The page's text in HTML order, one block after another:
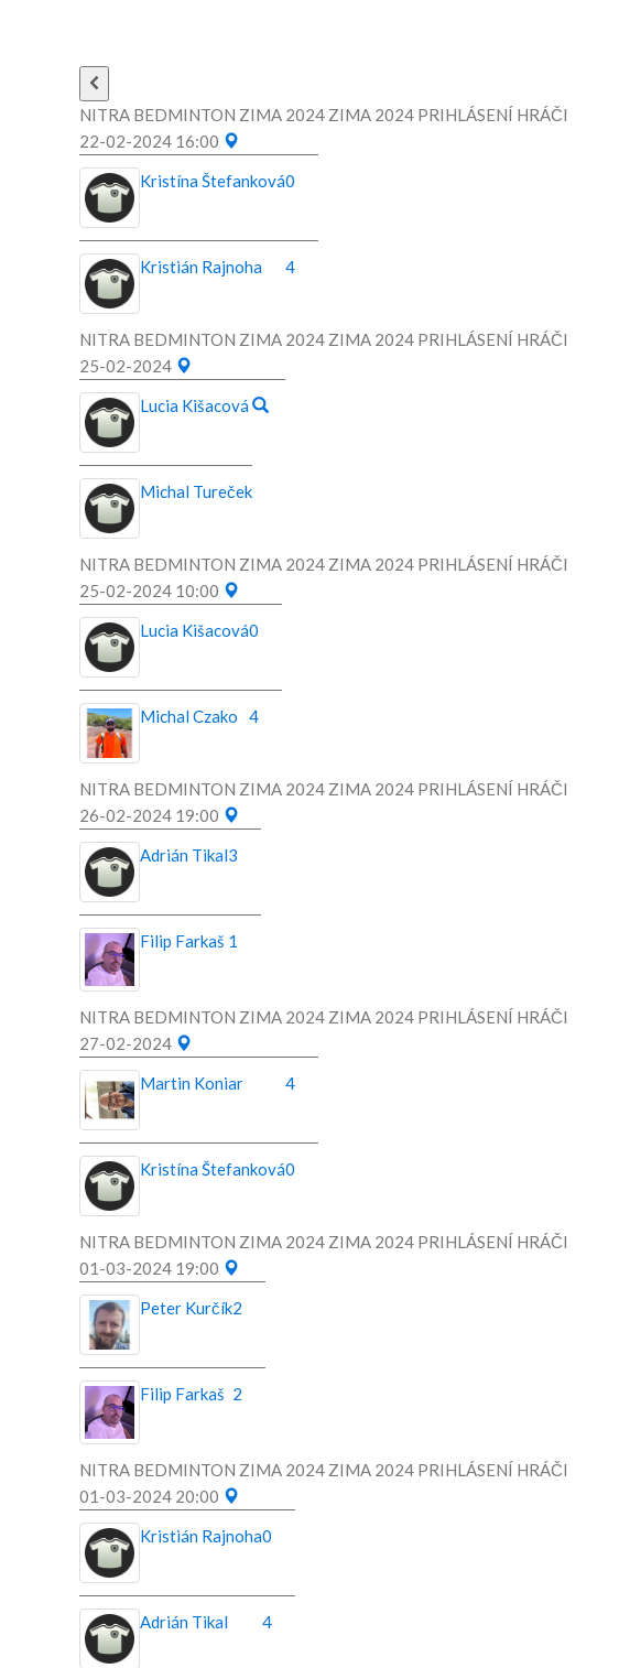
NITRA BEDMINTON ZIMA 2024 ZIMA 2024 PRIHLÁSENÍ HRÁČI
22-02-2024 16:00
Kristína Štefanková0
Kristián Rajnoha 4
NITRA BEDMINTON ZIMA 2024 ZIMA 2024 PRIHLÁSENÍ HRÁČI
25-02-2024
Lucia Kišacová
Michal Tureček
NITRA BEDMINTON ZIMA 2024 ZIMA 2024 PRIHLÁSENÍ HRÁČI
25-02-2024 10:00
Lucia Kišacová0
Michal Czako 4
NITRA BEDMINTON ZIMA 2024 ZIMA 2024 PRIHLÁSENÍ HRÁČI
26-02-2024 19:00
Adrián Tikal3
Filip Farkaš 1
NITRA BEDMINTON ZIMA 2024 ZIMA 2024 PRIHLÁSENÍ HRÁČI
27-02-2024
Martin Koniar
4
Kristína Štefanková0
NITRA BEDMINTON ZIMA 2024 ZIMA 2024 PRIHLÁSENÍ HRÁČI
01-03-2024 19:00
Peter Kurčík2
Filip Farkaš 2
NITRA BEDMINTON ZIMA 2024 ZIMA 2024 PRIHLÁSENÍ HRÁČI
01-03-2024 20:00
Kristián Rajnoha0
Adrián Tikal 4